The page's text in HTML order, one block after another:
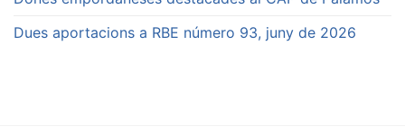
Dues aportacions a RBE número 93, juny de 2026